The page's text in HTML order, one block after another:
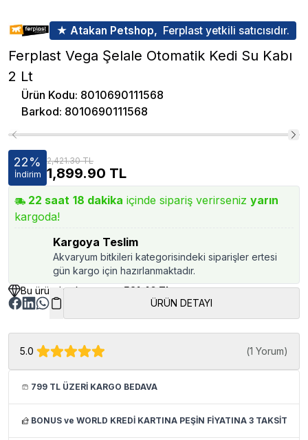
★ Atakan Petshop, Ferplast yetkili satıcısıdır.
Ferplast Vega Şelale Otomatik Kedi Su Kabı
2 Lt
Ürün Kodu: 8010690111568
Barkod: 8010690111568
22%
İndirim
2,421.30 TL
1,899.90 TL
22 saat 18 dakika içinde sipariş verirseniz yarın
kargoda!
Kargoya Teslim
Akvaryum bitkileri kategorisindeki siparişler ertesi
gün kargo için hazırlanmaktadır.
Bu üründen kazancınız521.40 TL
ÜRÜN DETAYI
5.0 (1 Yorum)
799 TL ÜZERİ KARGO BEDAVA
BONUS ve WORLD KREDİ KARTINA PEŞİN FİYATINA 3 TAKSİT